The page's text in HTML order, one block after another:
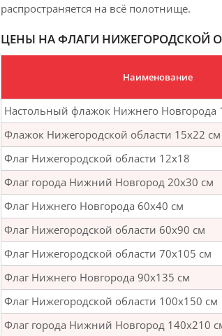
распространяется на всё полотнище.
ЦЕНЫ НА ФЛАГИ НИЖЕГОРОДСКОЙ
Наименование
Настольный флажок Нижнего Новгорода
Флажок Нижегородской области 15х22 см
Флаг Нижегородской области 12х18
Флаг города Нижний Новгород 20х30 см
Флаг Нижнего Новгорода 60х40 см
Флаг Нижегородской области 60х90 см
Флаг Нижегородской области 70х105 см
Флаг Нижнего Новгорода 90х135 см
Флаг Нижегородской области 100х150 см
Флаг города Нижний Новгород 140х210